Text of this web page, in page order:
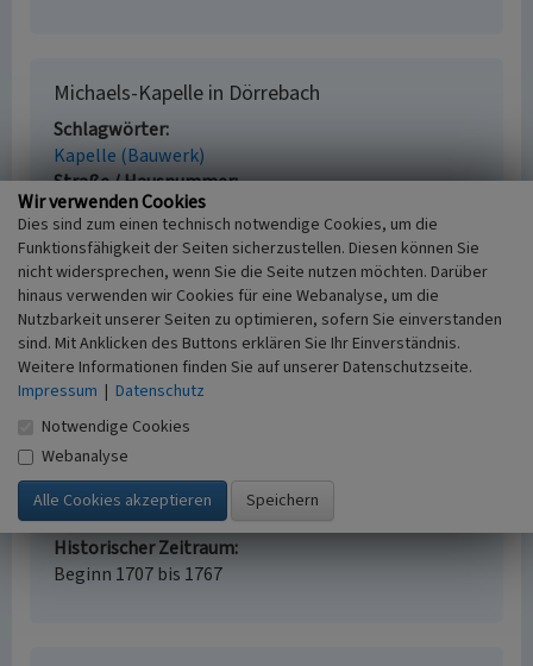
Michaels-Kapelle in Dörrebach
Schlagwörter
Kapelle (Bauwerk)
Straße / Hausnummer
Weinbergerhof
Ort
55444 Dörrebach
Gesetzlich geschütztes Kulturdenkmal
Geschütztes Kulturdenkmal gem. § 8 DSchG
Rheinland-Pfalz
Fachsicht(en)
Denkmalpflege
Erfassungsmaßstab
i.d.R. 1:5.000 (größer als 1:20.000)
Erfassungsmethode
Literaturauswertung, mündliche Hinweise
Ortsansässiger, Ortskundiger
Historischer Zeitraum
Beginn 1707 bis 1767
Wir verwenden Cookies
Dies sind zum einen technisch notwendige Cookies, um die
Funktionsfähigkeit der Seiten sicherzustellen. Diesen können Sie
nicht widersprechen, wenn Sie die Seite nutzen möchten. Darüber
hinaus verwenden wir Cookies für eine Webanalyse, um die
Nutzbarkeit unserer Seiten zu optimieren, sofern Sie einverstanden
sind. Mit Anklicken des Buttons erklären Sie Ihr Einverständnis.
Weitere Informationen finden Sie auf unserer Datenschutzseite.
Impressum | Datenschutz
Notwendige Cookies
Webanalyse